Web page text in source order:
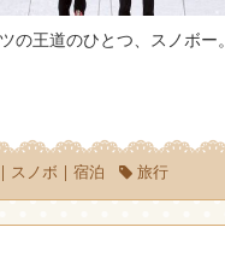
の王道のひとつ、スノボー。
| スノボ | 宿泊 旅行